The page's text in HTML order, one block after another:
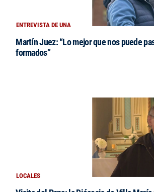
ENTREVISTA DE UNA
Martín Juez: “Lo mejor que nos puede
formados”
LOCALES